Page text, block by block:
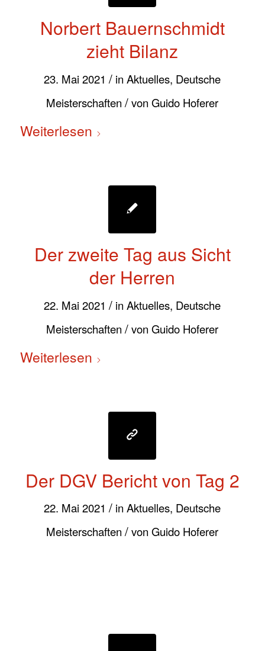
Norbert Bauernschmidt
zieht Bilanz
23. Mai 2021 / inAktuelles, Deutsche
Meisterschaften / vonGuido Hoferer
Weiterlesen
Der zweite Tag aus Sicht
der Herren
22. Mai 2021 / inAktuelles, Deutsche
Meisterschaften / vonGuido Hoferer
Weiterlesen
Der DGV Bericht von Tag 2
22. Mai 2021 / inAktuelles, Deutsche
Meisterschaften / vonGuido Hoferer